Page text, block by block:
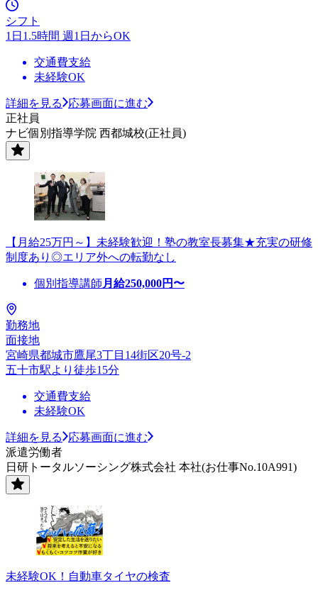
シフト
1日1.5時間 週1日からOK
交通費支給
未経験OK
詳細を見る
応募画面に進む
正社員
ナビ個別指導学院 西都城校(正社員)
【月給25万円～】未経験歓迎！塾の教室長募集★充実の研修
制度あり◎エリア外への転勤なし
個別指導講師 月給250,000円〜
勤務地
面接地
宮崎県都城市鷹尾3丁目14街区20号-2
五十市駅より徒歩15分
交通費支給
未経験OK
詳細を見る
応募画面に進む
派遣労働者
日研トータルソーシング株式会社 本社(お仕事No.10A991)
未経験OK！自動車タイヤの検査